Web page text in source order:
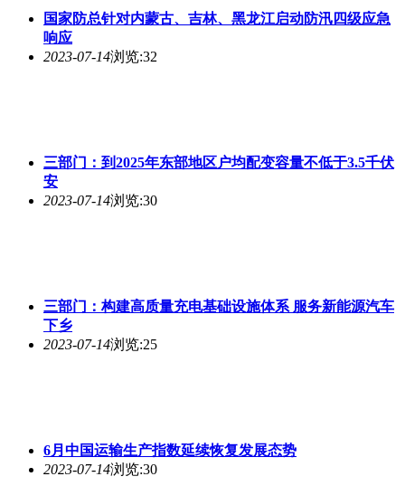
国家防总针对内蒙古、吉林、黑龙江启动防汛四级应急
响应
2023-07-14浏览:32
三部门：到2025年东部地区户均配变容量不低于3.5千伏
安
2023-07-14浏览:30
三部门：构建高质量充电基础设施体系 服务新能源汽车
下乡
2023-07-14浏览:25
6月中国运输生产指数延续恢复发展态势
2023-07-14浏览:30